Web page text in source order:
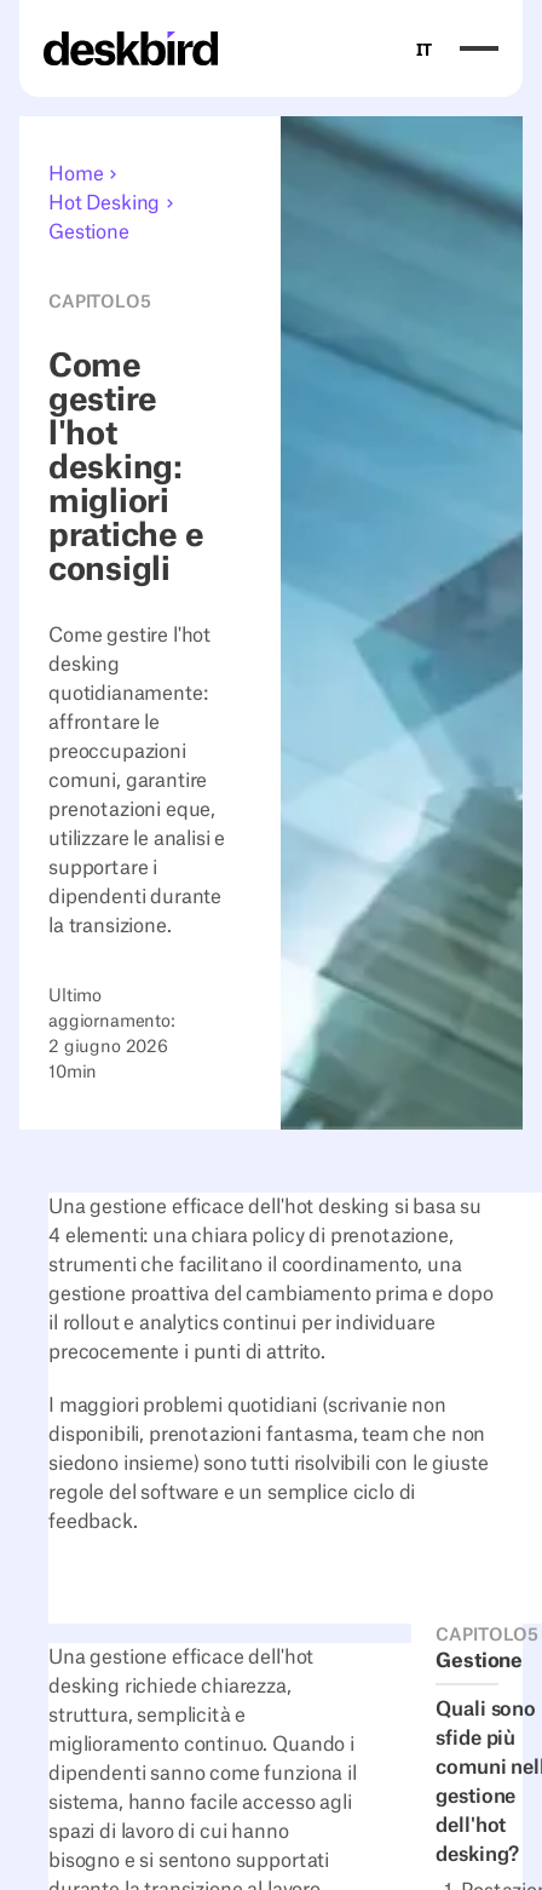
IT
Home
Hot Desking
Gestione
CAPITOLO5
Come
gestire
l'hot
desking:
migliori
pratiche e
consigli
Come gestire l'hot
desking
quotidianamente:
affrontare le
preoccupazioni
comuni, garantire
prenotazioni eque,
utilizzare le analisi e
supportare i
dipendenti durante
la transizione.
Ultimo
aggiornamento:
2 giugno 2026
10min
Una gestione efficace dell'hot desking si basa su
4 elementi: una chiara policy di prenotazione,
strumenti che facilitano il coordinamento, una
gestione proattiva del cambiamento prima e dopo
il rollout e analytics continui per individuare
precocemente i punti di attrito.
I maggiori problemi quotidiani (scrivanie non
disponibili, prenotazioni fantasma, team che non
siedono insieme) sono tutti risolvibili con le giuste
regole del software e un semplice ciclo di
feedback.
CAPITOLO5
Gestione
Quali sono
sfide più
comuni
gestione
dell'hot
desking?
Una gestione efficace dell'hot
desking richiede chiarezza,
struttura, semplicità e
miglioramento continuo. Quando i
dipendenti sanno come funziona il
sistema, hanno facile accesso agli
spazi di lavoro di cui hanno
bisogno e si sentono supportati